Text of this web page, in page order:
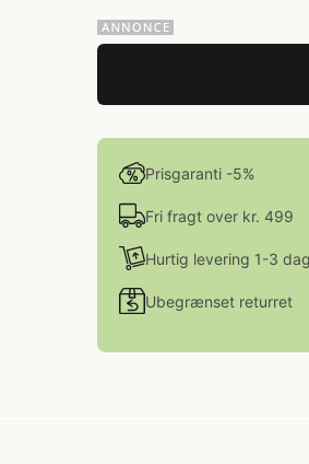
Prisgaranti -5%
Fri fragt over kr. 499
Hurtig levering 1-3
Ubegrænset returret